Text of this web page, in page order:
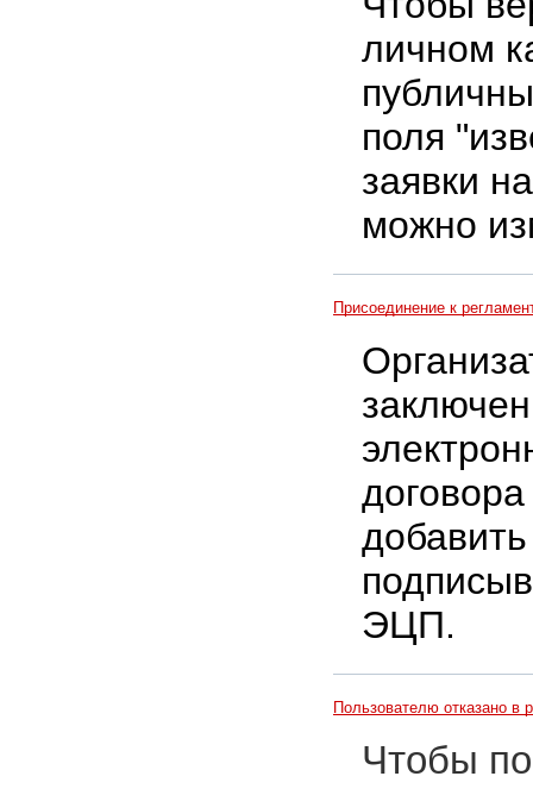
личном
поля
заявки
можно
Присоединение к
ЭЦП.
Пользователю отказано в
Чтобы